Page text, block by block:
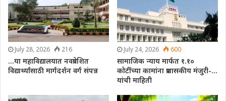
July 28, 2026 216
…या महाविद्यालयात नवप्रवेशित
विद्यार्थ्यांसाठी मार्गदर्शन वर्ग संपन्न
July 24, 2026 600
सामाजिक न्याय मार्फत १.१०
कोटींच्या कामांना प्रशासकीय मंजुरी-…
यांची माहिती